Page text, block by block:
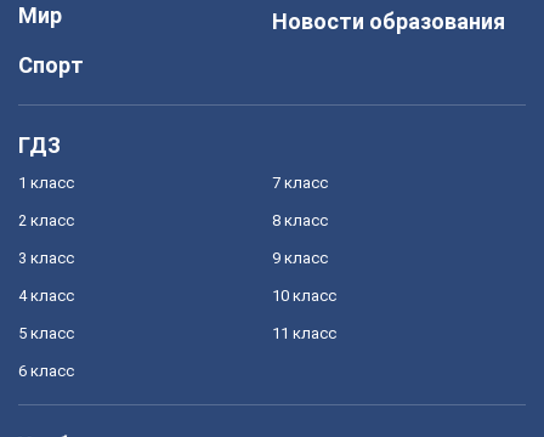
Мир
Спорт
Новости образования
ГДЗ
1 класс
2 класс
3 класс
4 класс
5 класс
6 класс
7 класс
8 класс
9 класс
10 класс
11 класс